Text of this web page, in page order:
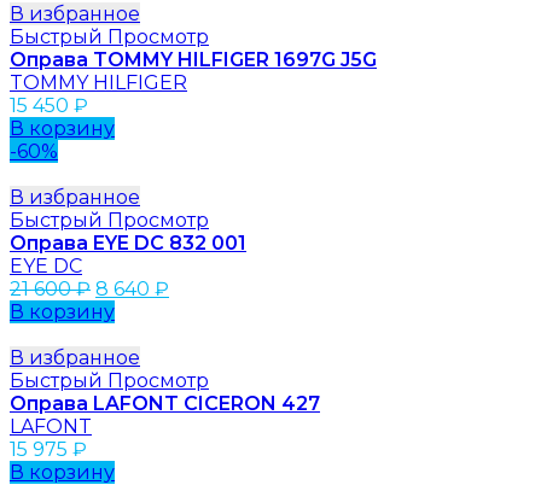
В избранное
Быстрый Просмотр
Оправа TOMMY HILFIGER 1697G J5G
TOMMY HILFIGER
15 450 ₽
В корзину
-60%
В избранное
Быстрый Просмотр
Оправа EYE DC 832 001
EYE DC
21 600₽ 8 640 ₽
В корзину
В избранное
Быстрый Просмотр
Оправа LAFONT CICERON 427
LAFONT
15 975 ₽
В корзину